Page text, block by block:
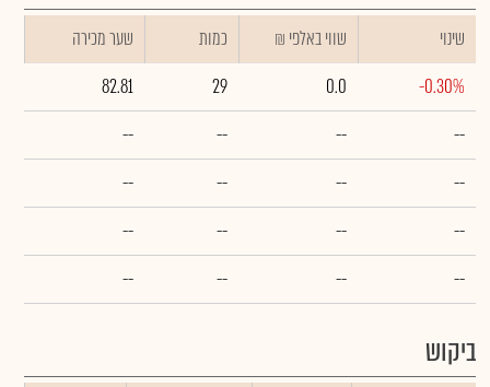
שינוי ₪ שווי באלפי כמות
שער מכירה
-0.30%
0.0
29
82.81
--
--
--
--
--
--
--
--
--
--
--
--
--
--
--
--
ביקוש